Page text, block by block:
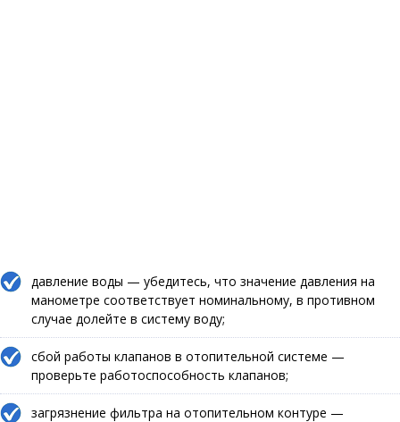
давление воды — убедитесь, что значение давления на
манометре соответствует номинальному, в противном
случае долейте в систему воду;
сбой работы клапанов в отопительной системе —
проверьте работоспособность клапанов;
загрязнение фильтра на отопительном контуре —